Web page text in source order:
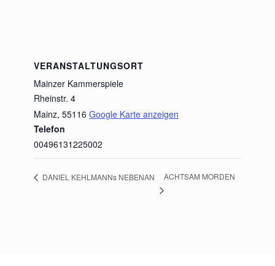
VERANSTALTUNGSORT
Mainzer Kammerspiele
Rheinstr. 4
Mainz, 55116 Google Karte anzeigen
Telefon
00496131225002
DANIEL KEHLMANNs NEBENAN ACHTSAM MORDEN